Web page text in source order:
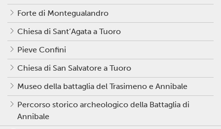
Forte di Montegualandro
Chiesa di Sant’Agata a Tuoro
Pieve Confini
Chiesa di San Salvatore a Tuoro
Museo della battaglia del Trasimeno e Annibale
Percorso storico archeologico della Battaglia di
Annibale